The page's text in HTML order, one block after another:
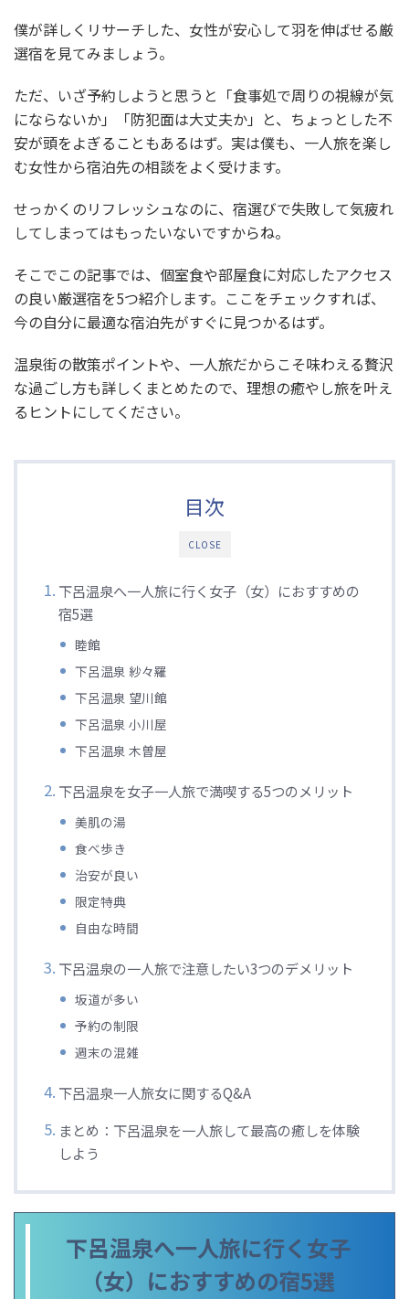
僕が詳しくリサーチした、女性が安心して羽を伸ばせる厳
選宿を見てみましょう。
ただ、いざ予約しようと思うと「食事処で周りの視線が気
にならないか」「防犯面は大丈夫か」と、ちょっとした不
安が頭をよぎることもあるはず。実は僕も、一人旅を楽し
む女性から宿泊先の相談をよく受けます。
せっかくのリフレッシュなのに、宿選びで失敗して気疲れ
してしまってはもったいないですからね。
そこでこの記事では、個室食や部屋食に対応したアクセス
の良い厳選宿を5つ紹介します。ここをチェックすれば、
今の自分に最適な宿泊先がすぐに見つかるはず。
温泉街の散策ポイントや、一人旅だからこそ味わえる贅沢
な過ごし方も詳しくまとめたので、理想の癒やし旅を叶え
るヒントにしてください。
CLOSE
目次
下呂温泉へ一人旅に行く女子（女）におすすめの
宿5選
睦館
下呂温泉 紗々羅
下呂温泉 望川館
下呂温泉 小川屋
下呂温泉 木曽屋
下呂温泉を女子一人旅で満喫する5つのメリット
美肌の湯
食べ歩き
治安が良い
限定特典
自由な時間
下呂温泉の一人旅で注意したい3つのデメリット
坂道が多い
予約の制限
週末の混雑
下呂温泉一人旅女に関するQ&A
まとめ：下呂温泉を一人旅して最高の癒しを体験
しよう
下呂温泉へ一人旅に行く女子
（女）におすすめの宿5選